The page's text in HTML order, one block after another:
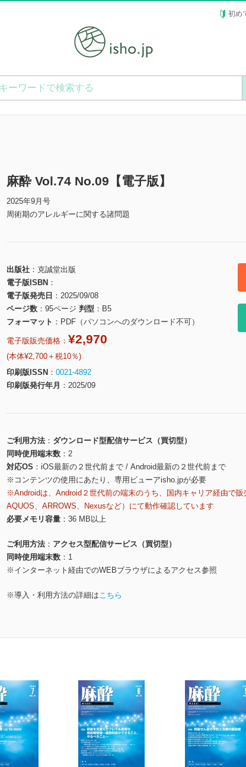
初め
麻酔 Vol.74 No.09【電子版】
2025年9月号
周術期のアレルギーに関する諸問題
出版社
克誠堂出版
電子版ISBN
電子版発売日
2025/09/08
ページ数
95ページ 判型
B5
フォーマット
PDF（パソコンへのダウンロード不可）
電子版販売価格： ¥2,970
(本体¥2,700＋税10％)
印刷版ISSN
0021-4892
印刷版発行年月
2025/09
ご利用方法
ダウンロード型配信サービス（買切型）
同時使用端末数
2
対応OS
iOS最新の２世代前まで / Android最新の２世代前まで
※コンテンツの使用にあたり、専用ビューアisho.jpが必要
※Androidは、Android２世代前の端末のうち、国内キャリア経由で
AQUOS、ARROWS、Nexusなど）にて動作確認しています
必要メモリ容量
36 MB以上
ご利用方法
アクセス型配信サービス（買切型）
同時使用端末数
1
※インターネット経由でのWEBブラウザによるアクセス参照
※導入・利用方法の詳細はこちら